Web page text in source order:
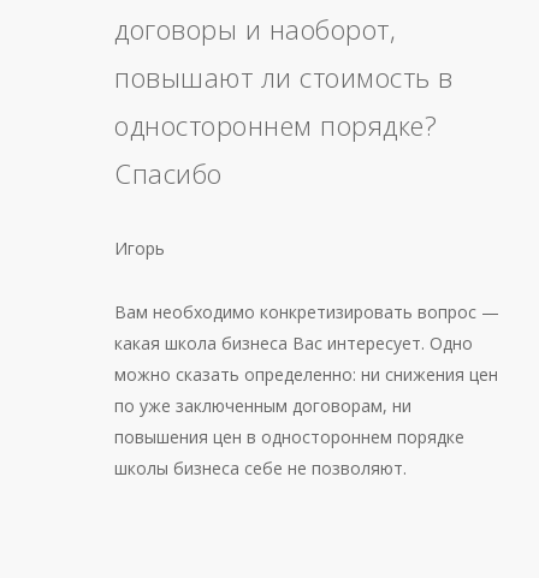
договоры и наоборот,
повышают ли стоимость в
одностороннем порядке?
Спасибо
Игорь
Вам необходимо конкретизировать вопрос —
какая школа бизнеса Вас интересует. Одно
можно сказать определенно: ни снижения цен
по уже заключенным договорам, ни
повышения цен в одностороннем порядке
школы бизнеса себе не позволяют.